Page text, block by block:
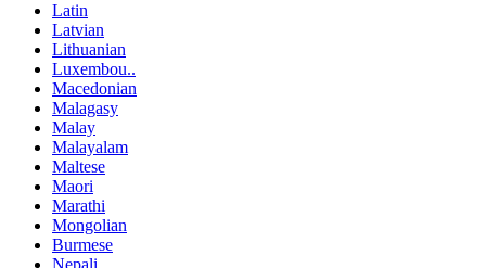
Latin
Latvian
Lithuanian
Luxembou..
Macedonian
Malagasy
Malay
Malayalam
Maltese
Maori
Marathi
Mongolian
Burmese
Nepali